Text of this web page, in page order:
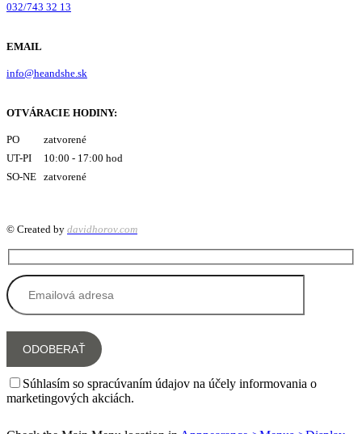
032/743 32 13
EMAIL
info@heandshe.sk
OTVÁRACIE HODINY:
PO zatvorené
UT-PI 10:00 - 17:00 hod
SO-NE zatvorené
© Created by davidhorov.com
Súhlasím so spracúvaním údajov na účely informovania o
marketingových akciách.